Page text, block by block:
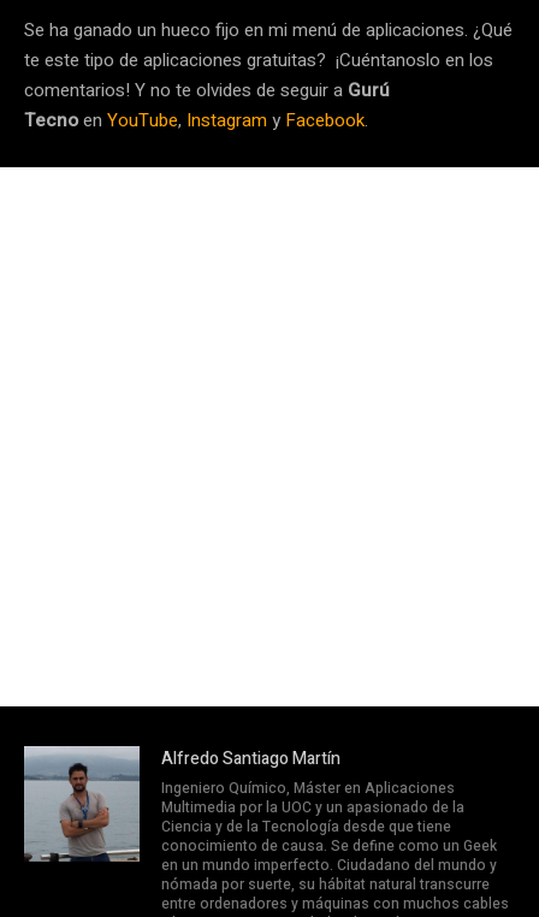
Se ha ganado un hueco fijo en mi menú de aplicaciones. ¿Qué
te este tipo de aplicaciones gratuitas? ¡Cuéntanoslo en los
comentarios! Y no te olvides de seguir a Gurú
Tecnoen YouTube, Instagramy Facebook.
Alfredo Santiago Martín
Ingeniero Químico, Máster en Aplicaciones
Multimedia por la UOC y un apasionado de la
Ciencia y de la Tecnología desde que tiene
conocimiento de causa. Se define como un Geek
en un mundo imperfecto. Ciudadano del mundo y
nómada por suerte, su hábitat natural transcurre
entre ordenadores y máquinas con muchos cables